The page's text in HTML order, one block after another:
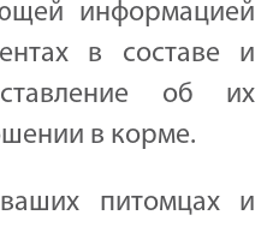
информацией
в составе и
об их
в корме.
питомцах и